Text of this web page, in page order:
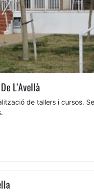
L'Avellà
de tallers i cursos.